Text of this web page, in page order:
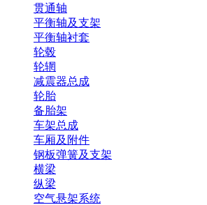
贯通轴
平衡轴及支架
平衡轴衬套
轮毂
轮辋
减震器总成
轮胎
备胎架
车架总成
车厢及附件
钢板弹簧及支架
横梁
纵梁
空气悬架系统